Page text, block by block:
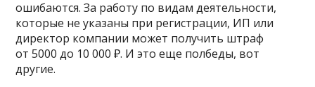
ошибаются. За работу по видам деятельности,
которые не указаны при регистрации, ИП или
директор компании может получить штраф
от 5000 до 10 000 ₽. И это еще полбеды, вот
другие.